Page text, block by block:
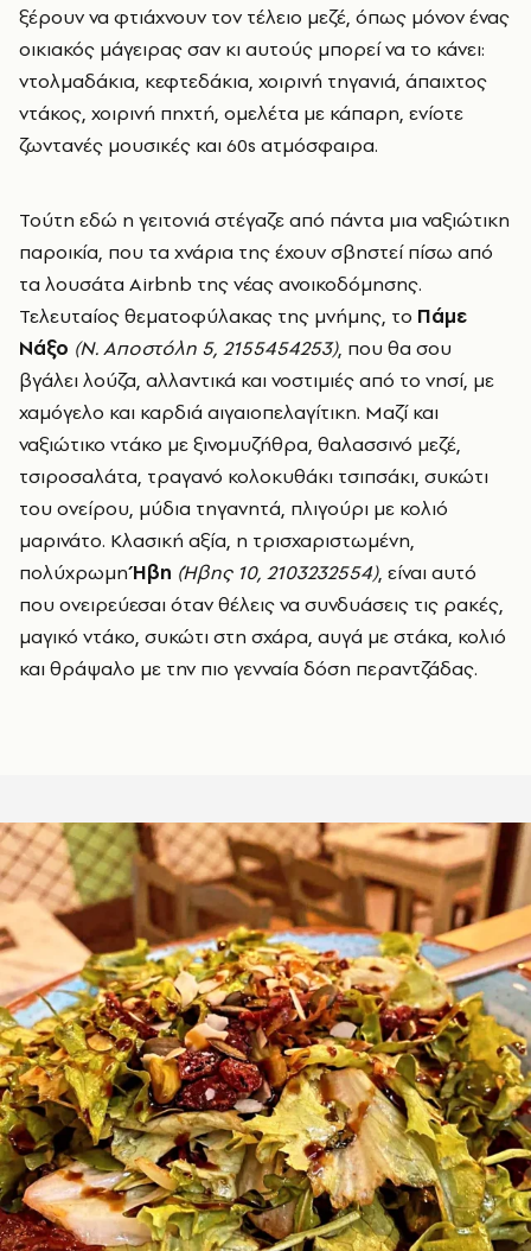
ξέρουν να φτιάχνουν τον τέλειο μεζέ, όπως μόνον ένας
οικιακός μάγειρας σαν κι αυτούς μπορεί να το κάνει:
ντολμαδάκια, κεφτεδάκια, χοιρινή τηγανιά, άπαιχτος
ντάκος, χοιρινή πηχτή, ομελέτα με κάπαρη, ενίοτε
ζωντανές μουσικές και 60s ατμόσφαιρα.
Τούτη εδώ η γειτονιά στέγαζε από πάντα μια ναξιώτικη
παροικία, που τα χνάρια της έχουν σβηστεί πίσω από
τα λουσάτα Airbnb της νέας ανοικοδόμησης.
Τελευταίος θεματοφύλακας της μνήμης, το Πάμε
Νάξο (Ν. Αποστόλη 5, 2155454253), που θα σου
βγάλει λούζα, αλλαντικά και νοστιμιές από το νησί, με
χαμόγελο και καρδιά αιγαιοπελαγίτικη. Μαζί και
ναξιώτικο ντάκο με ξινομυζήθρα, θαλασσινό μεζέ,
τσιροσαλάτα, τραγανό κολοκυθάκι τσιπσάκι, συκώτι
του ονείρου, μύδια τηγανητά, πλιγούρι με κολιό
μαρινάτο. Κλασική αξία, η τρισχαριστωμένη,
πολύχρωμηΉβη (Ήβης 10, 2103232554), είναι αυτό
που ονειρεύεσαι όταν θέλεις να συνδυάσεις τις ρακές,
μαγικό ντάκο, συκώτι στη σχάρα, αυγά με στάκα, κολιό
και θράψαλο με την πιο γενναία δόση περαντζάδας.